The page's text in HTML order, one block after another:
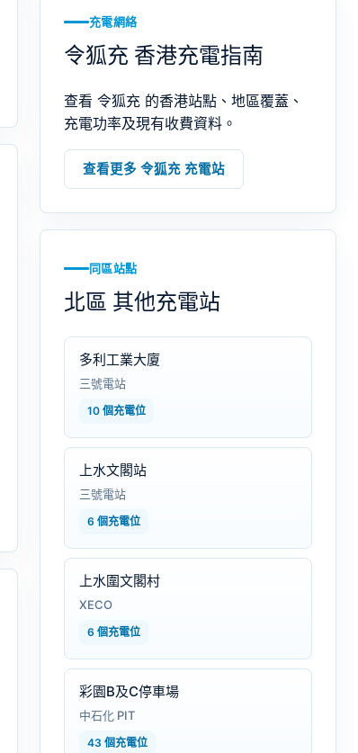
充電網絡
令狐充 香港充電指南
查看 令狐充 的香港站點、地區覆蓋、
充電功率及現有收費資料。
查看更多 令狐充 充電站
同區站點
北區 其他充電站
多利工業大廈
三號電站
10 個充電位
上水文閣站
三號電站
6 個充電位
上水圍文閣村
XECO
6 個充電位
彩園B及C停車場
中石化 PIT
43 個充電位